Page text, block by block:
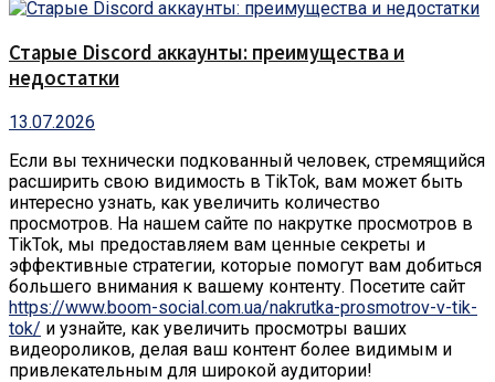
Старые Discord аккаунты: преимущества и
недостатки
13.07.2026
Если вы технически подкованный человек, стремящийся
расширить свою видимость в TikTok, вам может быть
интересно узнать, как увеличить количество
просмотров. На нашем сайте по накрутке просмотров в
TikTok, мы предоставляем вам ценные секреты и
эффективные стратегии, которые помогут вам добиться
большего внимания к вашему контенту. Посетите сайт
https://www.boom-social.com.ua/nakrutka-prosmotrov-v-tik-
tok/ и узнайте, как увеличить просмотры ваших
видеороликов, делая ваш контент более видимым и
привлекательным для широкой аудитории!